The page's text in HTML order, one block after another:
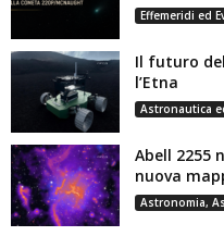
Effemeridi ed
Il futuro
l’Etna
Astronautica
Abell 2255
nuova
Astronomia,